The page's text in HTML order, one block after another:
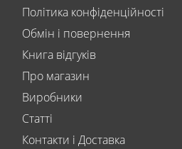
Політика конфіденційності
Обмін і повернення
Книга відгуків
Про магазин
Виробники
Статті
Контакти і Доставка